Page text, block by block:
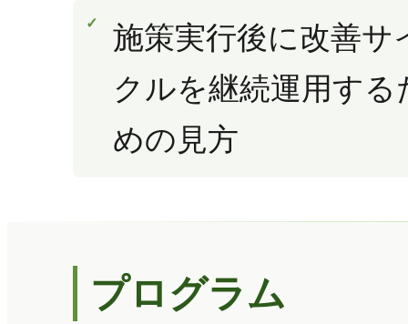
施策実行後に改善サ
クルを継続運用する
めの見方
プログラム